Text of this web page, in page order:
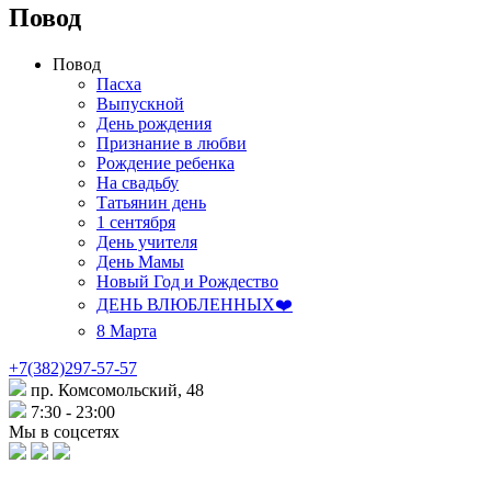
Повод
Повод
Пасха
Выпускной
День рождения
Признание в любви
Рождение ребенка
На свадьбу
Татьянин день
1 сентября
День учителя
День Мамы
Новый Год и Рождество
ДЕНЬ ВЛЮБЛЕННЫХ❤️
8 Марта
+7(382)297-57-57
пр. Комсомольский, 48
7:30 - 23:00
Мы в соцсетях